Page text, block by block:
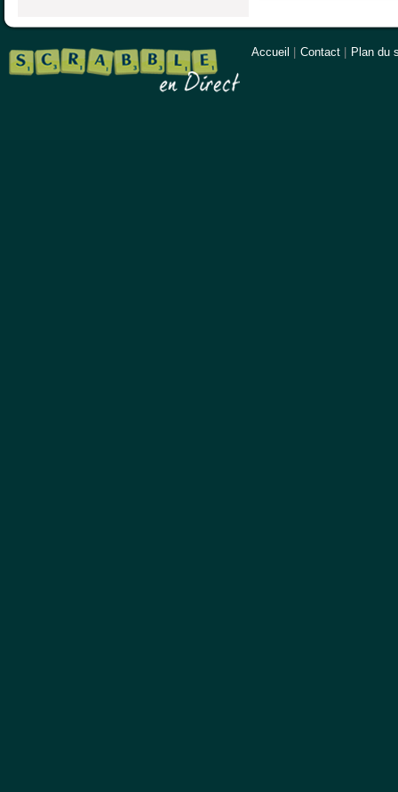
Accueil Contact Plan du